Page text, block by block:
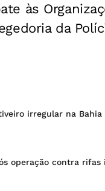
às
da
irregular na Bahia
operação contra rifas